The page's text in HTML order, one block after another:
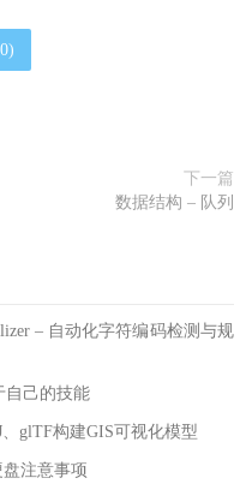
0)
下一篇
数据结构 – 队列
– 自动化字符编码检测与规
自己的技能
glTF构建GIS可视化模型
盘注意事项